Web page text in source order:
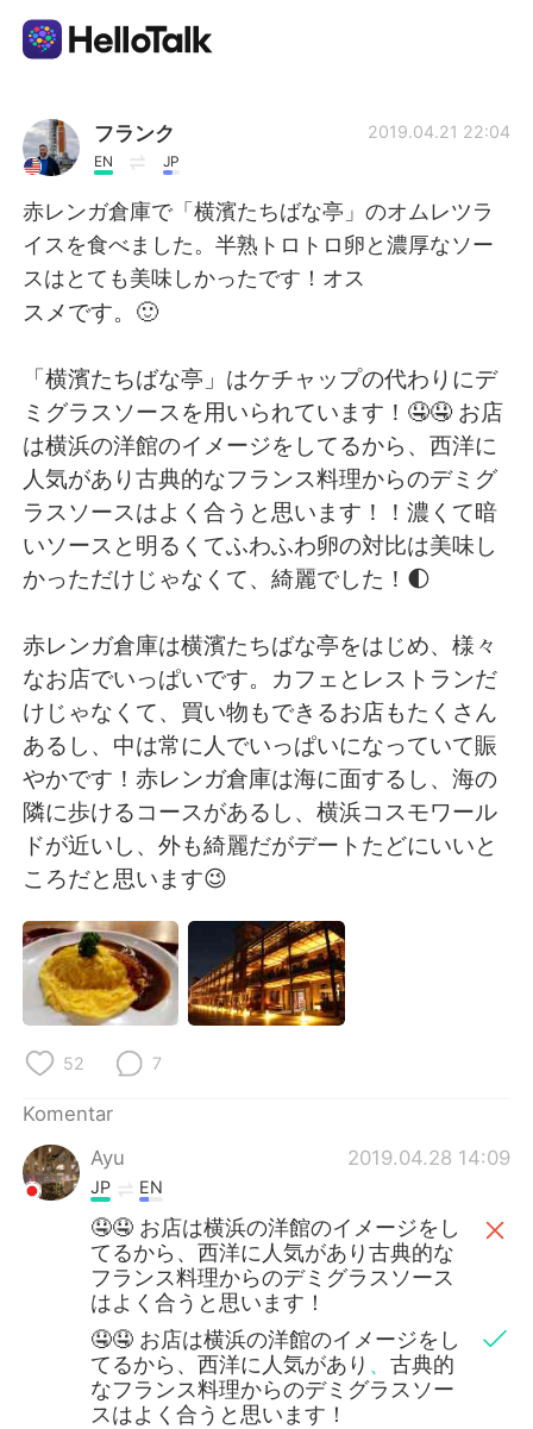
Aplikasi Pertukaran Bahasa
AI Grammar Checker
Indonesia
繁體中文 Español
العربية Français
Deutsch 日本語
ไทย Italiano
Türkçe Tiếng Việt
Português
フランク
EN JP
2019.04.21 22:04
赤レンガ倉庫で「横濱たちばな亭」のオムレツラ
イスを食べました。半熟トロトロ卵と濃厚なソー
スはとても美味しかったです！オス
スメです。🙂
「横濱たちばな亭」はケチャップの代わりにデ
ミグラスソースを用いられています！🤤🤤 お店
は横浜の洋館のイメージをしてるから、西洋に
人気があり古典的なフランス料理からのデミグ
ラスソースはよく合うと思います！！濃くて暗
いソースと明るくてふわふわ卵の対比は美味し
かっただけじゃなくて、綺麗でした！🌓
赤レンガ倉庫は横濱たちばな亭をはじめ、様々
なお店でいっぱいです。カフェとレストランだ
けじゃなくて、買い物もできるお店もたくさん
あるし、中は常に人でいっぱいになっていて賑
やかです！赤レンガ倉庫は海に面するし、海の
隣に歩けるコースがあるし、横浜コスモワール
ドが近いし、外も綺麗だがデートたどにいいと
ころだと思います😉
52 7
Komentar
Ayu
2019.04.28 14:09
JP EN
🤤🤤 お店は横浜の洋館のイメージをし
てるから、西洋に人気があり古典的な
フランス料理からのデミグラスソース
はよく合うと思います！
🤤🤤 お店は横浜の洋館のイメージをし
てるから、西洋に人気があり 、古典的
なフランス料理からのデミグラスソー
スはよく合うと思います！